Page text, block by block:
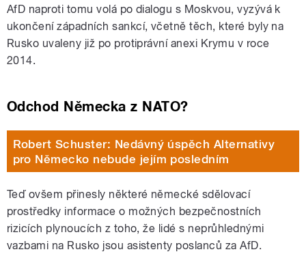
AfD naproti tomu volá po dialogu s Moskvou, vyzývá k
ukončení západních sankcí, včetně těch, které byly na
Rusko uvaleny již po protiprávní anexi Krymu v roce
2014.
Odchod Německa z NATO?
Robert Schuster: Nedávný úspěch Alternativy
pro Německo nebude jejím posledním
Teď ovšem přinesly některé německé sdělovací
prostředky informace o možných bezpečnostních
rizicích plynoucích z toho, že lidé s neprůhlednými
vazbami na Rusko jsou asistenty poslanců za AfD.